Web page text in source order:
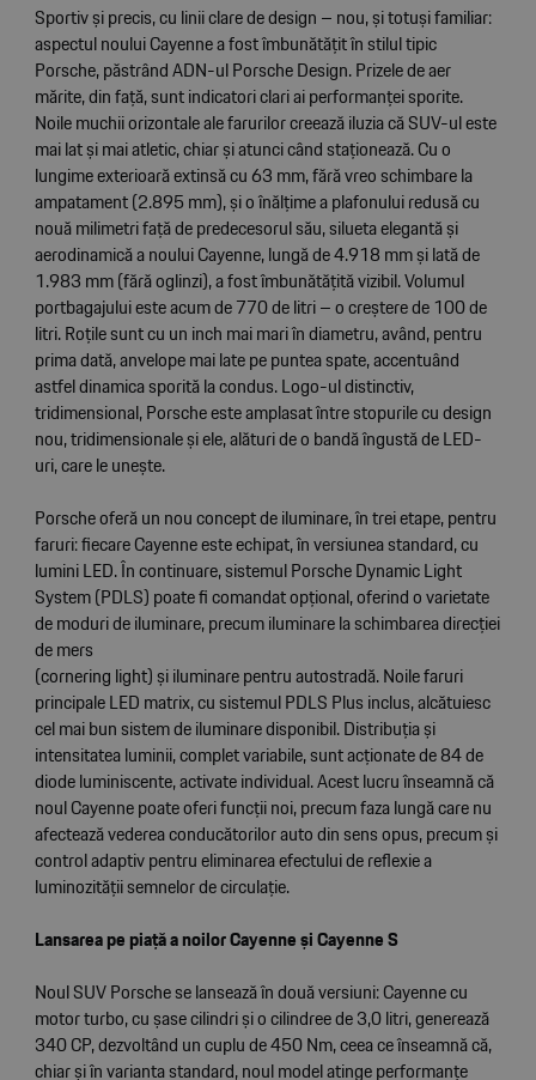
Sportiv și precis, cu linii clare de design – nou, și totuși familiar:
aspectul noului Cayenne a fost îmbunătățit în stilul tipic
Porsche, păstrând ADN-ul Porsche Design. Prizele de aer
mărite, din față, sunt indicatori clari ai performanței sporite.
Noile muchii orizontale ale farurilor creează iluzia că SUV-ul este
mai lat și mai atletic, chiar și atunci când staționează. Cu o
lungime exterioară extinsă cu 63 mm, fără vreo schimbare la
ampatament (2.895 mm), și o înălțime a plafonului redusă cu
nouă milimetri față de predecesorul său, silueta elegantă și
aerodinamică a noului Cayenne, lungă de 4.918 mm și lată de
1.983 mm (fără oglinzi), a fost îmbunătățită vizibil. Volumul
portbagajului este acum de 770 de litri – o creștere de 100 de
litri. Roțile sunt cu un inch mai mari în diametru, având, pentru
prima dată, anvelope mai late pe puntea spate, accentuând
astfel dinamica sporită la condus. Logo-ul distinctiv,
tridimensional, Porsche este amplasat între stopurile cu design
nou, tridimensionale și ele, alături de o bandă îngustă de LED-
uri, care le unește.
Porsche oferă un nou concept de iluminare, în trei etape, pentru
faruri: fiecare Cayenne este echipat, în versiunea standard, cu
lumini LED. În continuare, sistemul Porsche Dynamic Light
System (PDLS) poate fi comandat opțional, oferind o varietate
de moduri de iluminare, precum iluminare la schimbarea direcției
de mers
(cornering light) și iluminare pentru autostradă. Noile faruri
principale LED matrix, cu sistemul PDLS Plus inclus, alcătuiesc
cel mai bun sistem de iluminare disponibil. Distribuția și
intensitatea luminii, complet variabile, sunt acționate de 84 de
diode luminiscente, activate individual. Acest lucru înseamnă că
noul Cayenne poate oferi funcții noi, precum faza lungă care nu
afectează vederea conducătorilor auto din sens opus, precum și
control adaptiv pentru eliminarea efectului de reflexie a
luminozității semnelor de circulație.
Lansarea pe piață a noilor Cayenne și Cayenne S
Noul SUV Porsche se lansează în două versiuni: Cayenne cu
motor turbo, cu șase cilindri și o cilindree de 3,0 litri, generează
340 CP, dezvoltând un cuplu de 450 Nm, ceea ce înseamnă că,
chiar și în varianta standard, noul model atinge performanțe